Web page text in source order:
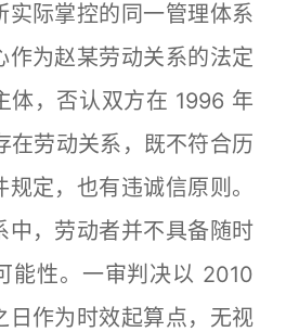
实际掌控的同一管理体系
作为赵某劳动关系的法定
体，否认双方在 1996 年
劳动关系，既不符合历
定，也有违诚信原则。
中，劳动者并不具备随时
能性。一审判决以 2010
日作为时效起算点，无视